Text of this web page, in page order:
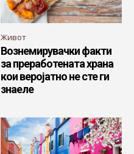
Живот
Вознемирувачки факти
за преработената храна
кои веројатно не сте ги
знаеле